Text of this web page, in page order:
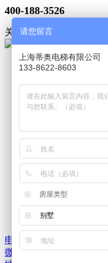
400-188-3526
关注微信
电话
微信
请您留言
上海蒂奥电梯有限公司
133-8622-8603
房屋类型
别墅